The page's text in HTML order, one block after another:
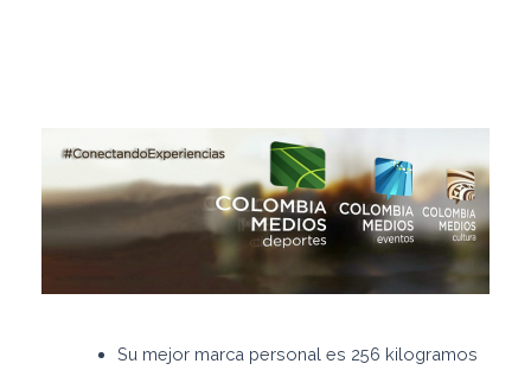
Su mejor marca personal es 256 kilogramos